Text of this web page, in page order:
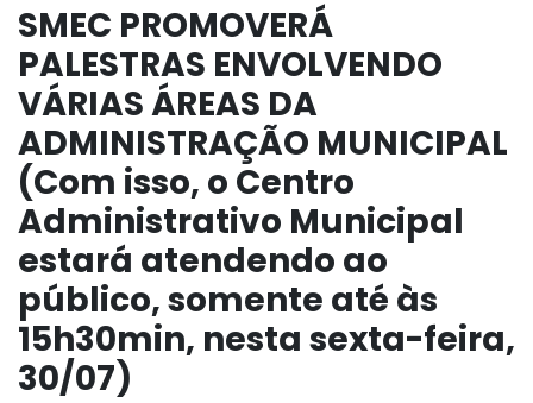
SMEC PROMOVERÁ
PALESTRAS ENVOLVENDO
VÁRIAS ÁREAS DA
ADMINISTRAÇÃO MUNICIPAL
(Com isso, o Centro
Administrativo Municipal
estará atendendo ao
público, somente até às
15h30min, nesta sexta-feira,
30/07)